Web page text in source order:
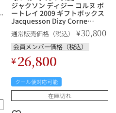
ジャクソン ディジー コルヌ ボ
ートレイ 2009 ギフトボックス
Jacquesson Dizy Corne
Bautray フランス シャンパン
シャンパーニュ
通常販売価格（税込） ¥30,800
会員メンバー価格（税込）
¥26,800
クール便対応可能
在庫切れ